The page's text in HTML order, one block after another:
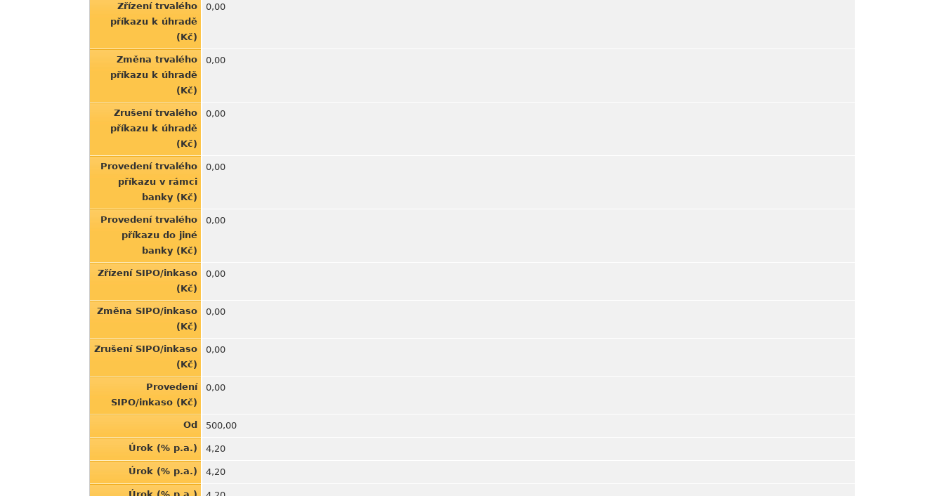
Zřízení trvalého
příkazu k úhradě
(Kč)
0,00
Změna trvalého
příkazu k úhradě
(Kč)
0,00
Zrušení trvalého
příkazu k úhradě
(Kč)
0,00
Provedení trvalého
příkazu v rámci
banky (Kč)
0,00
Provedení trvalého
příkazu do jiné
banky (Kč)
0,00
Zřízení SIPO/inkaso
(Kč)
0,00
Změna SIPO/inkaso
(Kč)
0,00
Zrušení SIPO/inkaso
(Kč)
0,00
Provedení
SIPO/inkaso (Kč)
0,00
Od 500,00
Úrok (% p.a.) 4,20
Úrok (% p.a.) 4,20